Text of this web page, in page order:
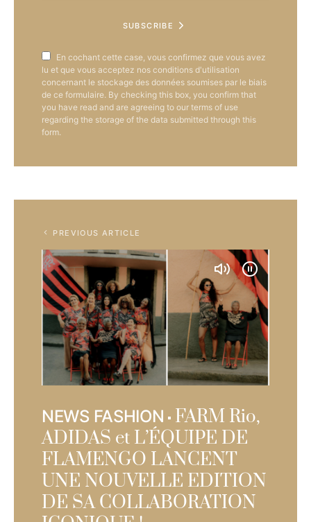
SUBSCRIBE
En cochant cette case, vous confirmez que vous avez
lu et que vous acceptez nos conditions d'utilisation
concernant le stockage des données soumises par le biais
de ce formulaire. By checking this box, you confirm that
you have read and are agreeing to our terms of use
regarding the storage of the data submitted through this
form.
PREVIOUS ARTICLE
NEWS FASHION
FARM Rio,
ADIDAS et L’ÉQUIPE DE
FLAMENGO LANCENT
UNE NOUVELLE EDITION
DE SA COLLABORATION